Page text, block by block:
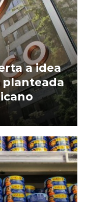
a idea
planteada